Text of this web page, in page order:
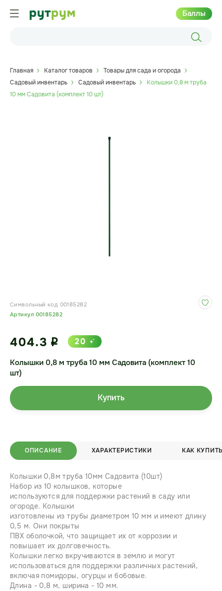
Баллы
Главная Каталог товаров
Товары для сада и огорода
Садовый инвентарь
Садовый инвентарь
Колышки 0,8 м труба
10 мм Садовита (комплект 10 шт)
ОПИСАНИЕ ХАРАКТЕРИСТИКИ КАК
Колышки 0,8м труба 10мм Садовита (10шт)
Набор из 10 колышков, которые
используются для поддержки растений в саду или
огороде. Колышки
изготовлены из трубы диаметром 10 мм и имеют длину
0,5 м. Они покрыты
ПВХ оболочкой, что защищает их от коррозии и
повышает их долговечность.
Колышки легко вкручиваются в землю и могут
использоваться для поддержки различных растений,
включая помидоры, огурцы и бобовые.
Длина - 0,8 м, ширина - 10 мм.
Символьный код 00185282
Артикул 00185282
Колышки 0,8 м труба 10 мм Садовита (комплект 10
шт)
404.3 i 20
Купить